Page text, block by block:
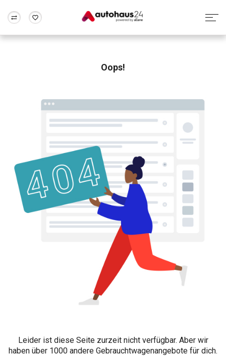
Rund um die Inzahlungnahme
Oops!
Leider ist diese Seite zurzeit nicht verfügbar. Aber wir
haben über 1000 andere Gebrauchtwagenangebote für dich.